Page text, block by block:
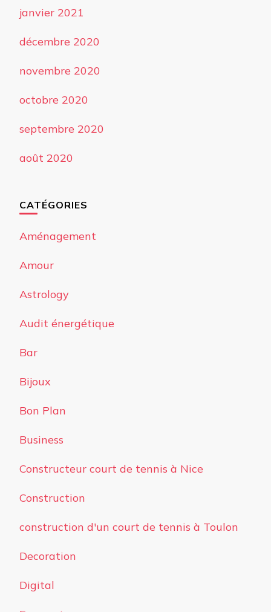
janvier 2021
décembre 2020
novembre 2020
octobre 2020
septembre 2020
août 2020
CATÉGORIES
Aménagement
Amour
Astrology
Audit énergétique
Bar
Bijoux
Bon Plan
Business
Constructeur court de tennis à Nice
Construction
construction d'un court de tennis à Toulon
Decoration
Digital